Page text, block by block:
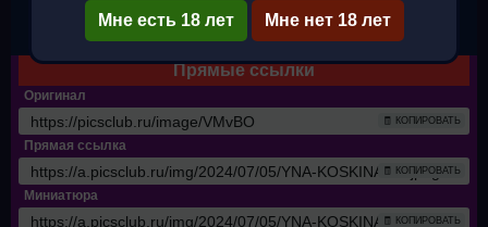
✔ Полный размер
Прямые ссылки
Оригинал
🧾 КОПИРОВАТЬ
Прямая ссылка
🧾 КОПИРОВАТЬ
Миниатюра
🧾 КОПИРОВАТЬ
Мне есть 18 лет Мне нет 18 лет